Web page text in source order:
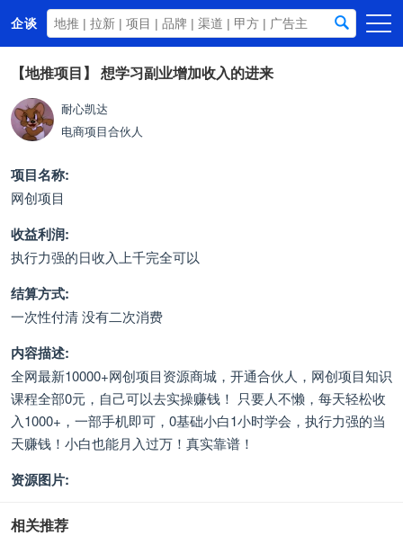
企谈
首页
商务资源
资讯动态
关于我们
【地推项目】 想学习副业增加收入的进来
耐心凯达
电商项目合伙人
项目名称:
网创项目
收益利润:
执行力强的日收入上千完全可以
结算方式:
一次性付清 没有二次消费
内容描述:
全网最新10000+网创项目资源商城，开通合伙人，网创项目知识
课程全部0元，自己可以去实操赚钱！ 只要人不懒，每天轻松收
入1000+，一部手机即可，0基础小白1小时学会，执行力强的当
天赚钱！小白也能月入过万！真实靠谱！
资源图片:
相关推荐